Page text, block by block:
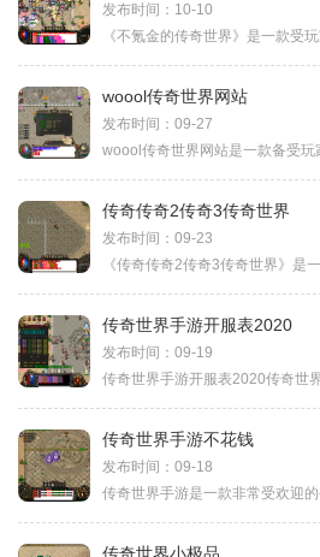
发布时间：10-10
woool传奇世界网站
发布时间：09-27
传奇传奇2传奇3传奇世界
发布时间：09-23
传奇世界手游开服表2020
发布时间：09-19
传奇世界手游不花钱
发布时间：09-18